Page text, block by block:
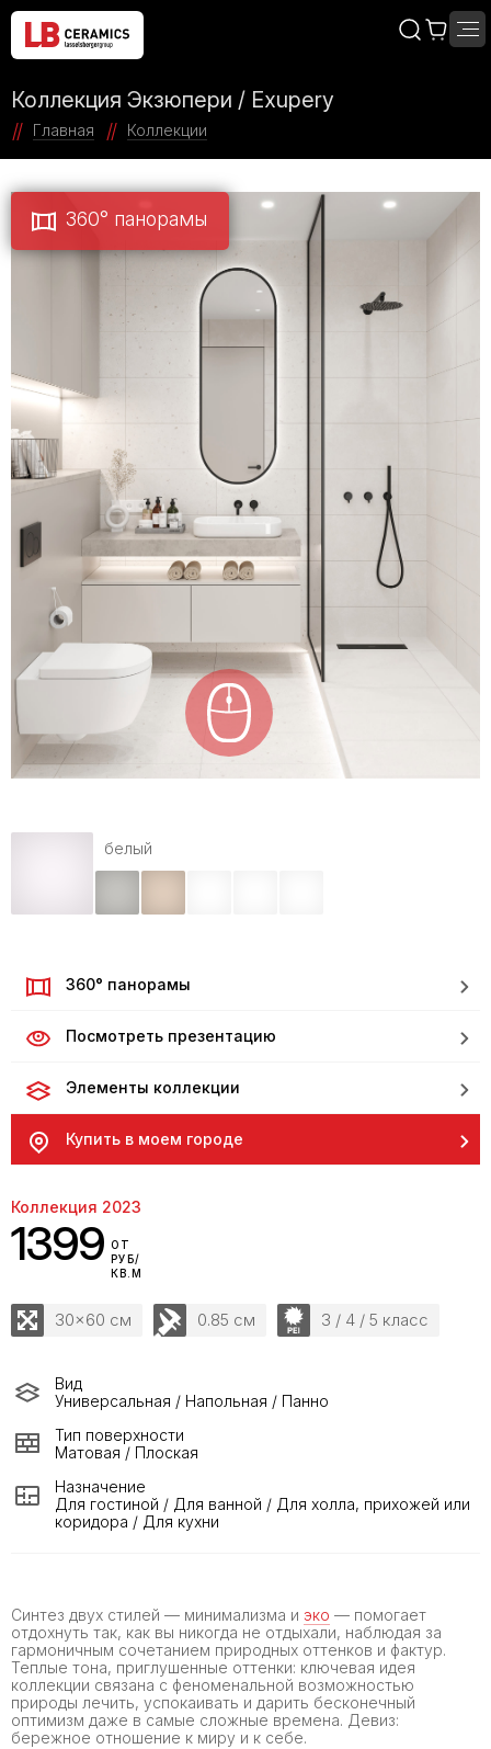
Коллекция Экзюпери / Exupery
Главная Коллекции
360° панорамы
Синтез двух стилей — минимализма и эко — помогает
отдохнуть так, как вы никогда не отдыхали, наблюдая за
гармоничным сочетанием природных оттенков и фактур.
Теплые тона, приглушенные оттенки: ключевая идея
коллекции связана с феноменальной возможностью
природы лечить, успокаивать и дарить бесконечный
оптимизм даже в самые сложные времена. Девиз:
бережное отношение к миру и к себе.
белый
360° панорамы
Посмотреть презентацию
Элементы коллекции
Купить в моем городе
Коллекция 2023
1399 ОТ
РУБ/
КВ.М
30x60 см 0.85 см 3 / 4 / 5 класс
Вид
Универсальная / Напольная / Панно
Тип поверхности
Матовая / Плоская
Назначение
Для гостиной / Для ванной / Для холла, прихожей или
коридора / Для кухни